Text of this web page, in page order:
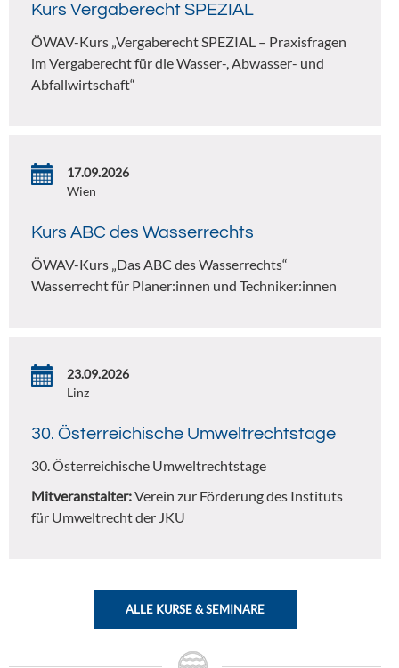
Kurs Vergaberecht SPEZIAL
ÖWAV-Kurs „Vergaberecht SPEZIAL – Praxisfragen
im Vergaberecht für die Wasser-, Abwasser- und
Abfallwirtschaft“
17.09.2026
Wien
Kurs ABC des Wasserrechts
ÖWAV-Kurs „Das ABC des Wasserrechts“
Wasserrecht für Planer:innen und Techniker:innen
23.09.2026
Linz
30. Österreichische Umweltrechtstage
30. Österreichische Umweltrechtstage
Mitveranstalter:Verein zur Förderung des Instituts
für Umweltrecht der JKU
ALLE KURSE & SEMINARE